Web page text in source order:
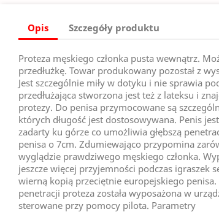
Opis Szczegóły produktu
Proteza męskiego członka pusta wewnątrz.
przedłużkę. Towar produkowany pozostał z
Jest szczególnie miły w dotyku i nie sprawia
przedłużająca stworzona jest też z lateksu i
protezy. Do penisa przymocowane są
których długość jest dostosowywana. Penis
zadarty ku górze co umożliwia głębszą
penisa o 7cm. Zdumiewająco przypomina
wyglądzie prawdziwego męskiego członka.
jeszcze więcej przyjemności podczas igraszek
wierną kopią przeciętnie europejskiego
penetracji proteza została wyposażona w
sterowane przy pomocy pilota. Parametry